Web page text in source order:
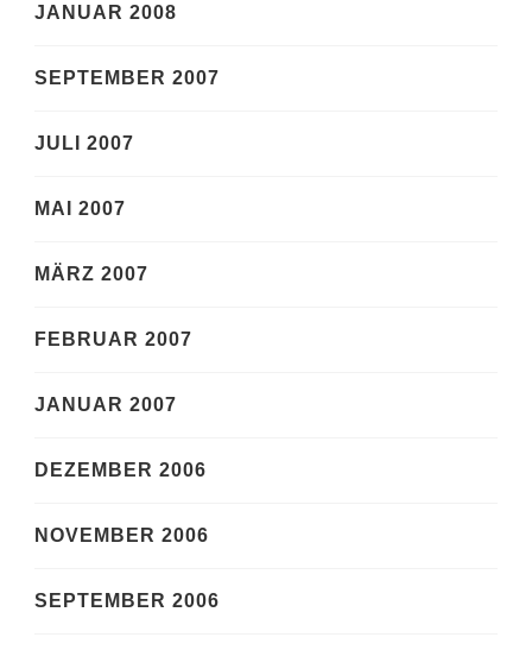
JANUAR 2008
SEPTEMBER 2007
JULI 2007
MAI 2007
MÄRZ 2007
FEBRUAR 2007
JANUAR 2007
DEZEMBER 2006
NOVEMBER 2006
SEPTEMBER 2006